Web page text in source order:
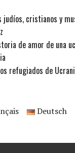
judíos, cristianos y
de amor de una
refugiados de
Deutsch